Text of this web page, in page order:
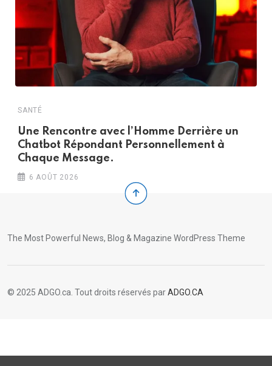
SANTÉ
Une Rencontre avec l’Homme Derrière un
Chatbot Répondant Personnellement à
Chaque Message.
6 AOÛT 2026
The Most Powerful News, Blog & Magazine WordPress Theme
© 2025 ADGO.ca. Tout droits réservés parADGO.CA